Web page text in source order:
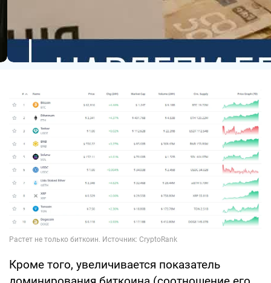
Кроме того, увеличивается показатель